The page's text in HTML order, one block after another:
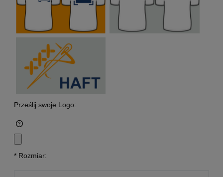
Prześlij swoje Logo:
* Rozmiar: